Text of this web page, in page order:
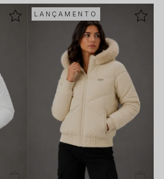
LANÇAMENTO